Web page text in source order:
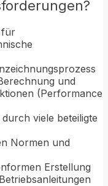
?
für
und
(Performance
viele beteiligte
Normen und
Erstellung